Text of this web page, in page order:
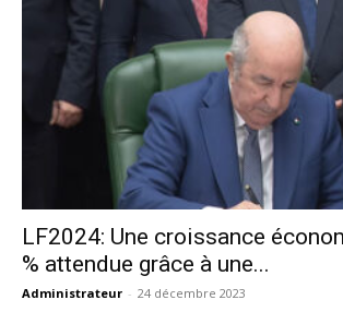
LF2024: Une croissance
% attendue grâce à une...
Administrateur - 24 décembre 2023